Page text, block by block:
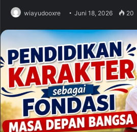
wiayudooxre Juni 18, 2026 20